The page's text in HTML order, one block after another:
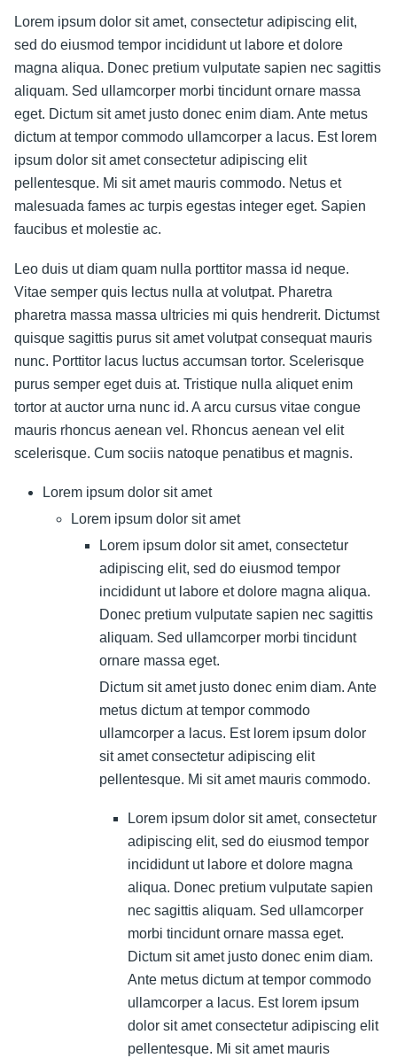
Lorem ipsum dolor sit amet, consectetur adipiscing elit,
sed do eiusmod tempor incididunt ut labore et dolore
magna aliqua. Donec pretium vulputate sapien nec sagittis
aliquam. Sed ullamcorper morbi tincidunt ornare massa
eget. Dictum sit amet justo donec enim diam. Ante metus
dictum at tempor commodo ullamcorper a lacus. Est lorem
ipsum dolor sit amet consectetur adipiscing elit
pellentesque. Mi sit amet mauris commodo. Netus et
malesuada fames ac turpis egestas integer eget. Sapien
faucibus et molestie ac.
Leo duis ut diam quam nulla porttitor massa id neque.
Vitae semper quis lectus nulla at volutpat. Pharetra
pharetra massa massa ultricies mi quis hendrerit. Dictumst
quisque sagittis purus sit amet volutpat consequat mauris
nunc. Porttitor lacus luctus accumsan tortor. Scelerisque
purus semper eget duis at. Tristique nulla aliquet enim
tortor at auctor urna nunc id. A arcu cursus vitae congue
mauris rhoncus aenean vel. Rhoncus aenean vel elit
scelerisque. Cum sociis natoque penatibus et magnis.
Lorem ipsum dolor sit amet
Lorem ipsum dolor sit amet
Lorem ipsum dolor sit amet, consectetur
adipiscing elit, sed do eiusmod tempor
incididunt ut labore et dolore magna aliqua.
Donec pretium vulputate sapien nec sagittis
aliquam. Sed ullamcorper morbi tincidunt
ornare massa eget.
Dictum sit amet justo donec enim diam. Ante
metus dictum at tempor commodo
ullamcorper a lacus. Est lorem ipsum dolor
sit amet consectetur adipiscing elit
pellentesque. Mi sit amet mauris commodo.
Lorem ipsum dolor sit amet, consectetur
adipiscing elit, sed do eiusmod tempor
incididunt ut labore et dolore magna
aliqua. Donec pretium vulputate sapien
nec sagittis aliquam. Sed ullamcorper
morbi tincidunt ornare massa eget.
Dictum sit amet justo donec enim diam.
Ante metus dictum at tempor commodo
ullamcorper a lacus. Est lorem ipsum
dolor sit amet consectetur adipiscing elit
pellentesque. Mi sit amet mauris